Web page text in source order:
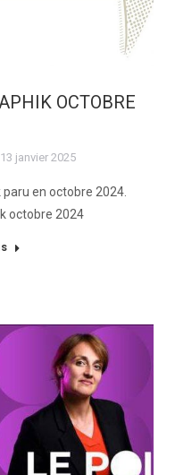
OCTOBRE
13 janvier 2025
en octobre 2024.
octobre 2024